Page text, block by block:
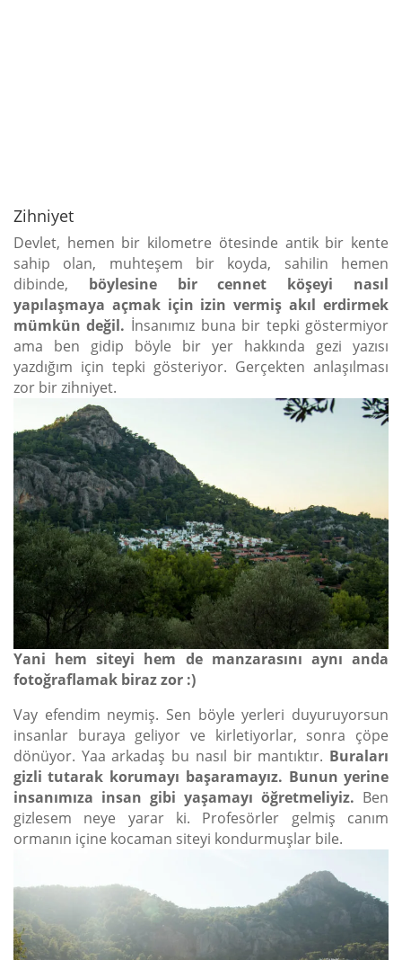
Zihniyet
Devlet, hemen bir kilometre ötesinde antik bir kente
sahip olan, muhteşem bir koyda, sahilin hemen
dibinde, böylesine bir cennet köşeyi nasıl
yapılaşmaya açmak için izin vermiş akıl erdirmek
mümkün değil. İnsanımız buna bir tepki göstermiyor
ama ben gidip böyle bir yer hakkında gezi yazısı
yazdığım için tepki gösteriyor. Gerçekten anlaşılması
zor bir zihniyet.
Yani hem siteyi hem de manzarasını aynı anda
fotoğraflamak biraz zor :)
Vay efendim neymiş. Sen böyle yerleri duyuruyorsun
insanlar buraya geliyor ve kirletiyorlar, sonra çöpe
dönüyor. Yaa arkadaş bu nasıl bir mantıktır. Buraları
gizli tutarak korumayı başaramayız. Bunun yerine
insanımıza insan gibi yaşamayı öğretmeliyiz. Ben
gizlesem neye yarar ki. Profesörler gelmiş canım
ormanın içine kocaman siteyi kondurmuşlar bile.